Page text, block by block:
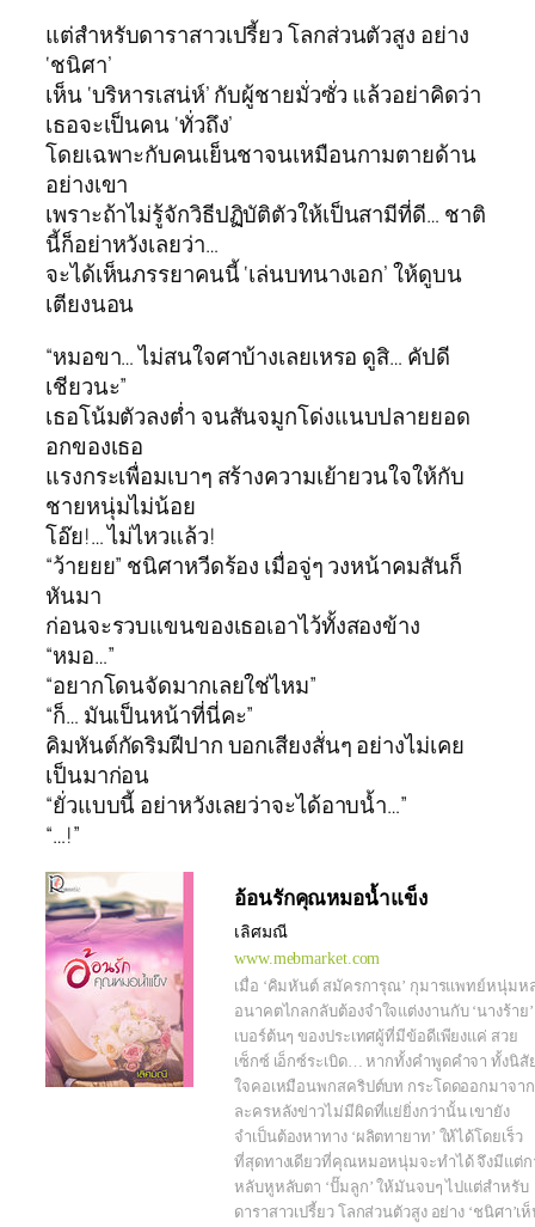
แต่สำหรับดาราสาวเปรี้ยว โลกส่วนตัวสูง อย่าง
‘ชนิศา’
เห็น ‘บริหารเสน่ห์’ กับผู้ชายมั่วซั่ว แล้วอย่าคิดว่า
เธอจะเป็นคน ‘ทั่วถึง’
โดยเฉพาะกับคนเย็นชาจนเหมือนกามตายด้าน
อย่างเขา
เพราะถ้าไม่รู้จักวิธีปฏิบัติตัวให้เป็นสามีที่ดี… ชาติ
นี้ก็อย่าหวังเลยว่า…
จะได้เห็นภรรยาคนนี้ ‘เล่นบทนางเอก’ ให้ดูบน
เตียงนอน
“หมอขา… ไม่สนใจศาบ้างเลยเหรอ ดูสิ… คัปดี
เชียวนะ”
เธอโน้มตัวลงต่ำ จนสันจมูกโด่งแนบปลายยอด
อกของเธอ
แรงกระเพื่อมเบาๆ สร้างความเย้ายวนใจให้กับ
ชายหนุ่มไม่น้อย
โอ๊ย!… ไม่ไหวแล้ว!
“ว้ายยย” ชนิศาหวีดร้อง เมื่อจู่ๆ วงหน้าคมสันก็
หันมา
ก่อนจะรวบแขนของเธอเอาไว้ทั้งสองข้าง
“หมอ…”
“อยากโดนจัดมากเลยใช่ไหม”
“ก็… มันเป็นหน้าที่นี่คะ”
คิมหันต์กัดริมฝีปาก บอกเสียงสั่นๆ อย่างไม่เคย
เป็นมาก่อน
“ยั่วแบบนี้ อย่าหวังเลยว่าจะได้อาบน้ำ…”
“…!”
อ้อนรักคุณหมอน้ำแข็ง
เลิศมณี
www.mebmarket.com
เมื่อ ‘คิมหันต์ สมัครการุณ’ กุมารแพทย์หนุ่มห
อนาคตไกลกลับต้องจำใจแต่งงานกับ ‘นางร้าย’
เบอร์ต้นๆ ของประเทศผู้ที่มีข้อดีเพียงแค่ สวย
เซ็กซ์ เอ็กซ์ระเบิด… หากทั้งคำพูดคำจา ทั้งนิสั
ใจคอเหมือนพกสคริปต์บท กระโดดออกมาจาก
ละครหลังข่าวไม่มีผิดที่แย่ยิ่งกว่านั้น เขายัง
จำเป็นต้องหาทาง ‘ผลิตทายาท’ ให้ได้โดยเร็ว
ที่สุดทางเดียวที่คุณหมอหนุ่มจะทำได้ จึงมีแต่ก
หลับหูหลับตา ‘ปั๊มลูก’ ให้มันจบๆ ไปแต่สำหรับ
ดาราสาวเปรี้ยว โลกส่วนตัวสูง อย่าง ‘ชนิศา’เ